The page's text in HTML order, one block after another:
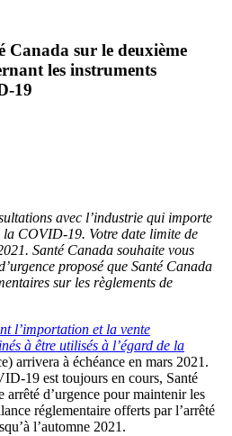
Canada sur le deuxième
les instruments
19
avec l’industrie qui importe
COVID‑19. Votre date limite de
Santé Canada souhaite vous
proposé que Santé Canada
sur les règlements de
l’importation et la vente
à être utilisés à l’égard de la
arrivera à échéance en mars 2021.
19 est toujours en cours, Santé
arrêté d’urgence pour maintenir les
réglementaire offerts par l’arrêté
l’automne 2021.